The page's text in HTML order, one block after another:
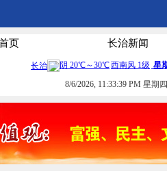
页 长治新闻
8/6/2026, 11:33:39 PM 星期四